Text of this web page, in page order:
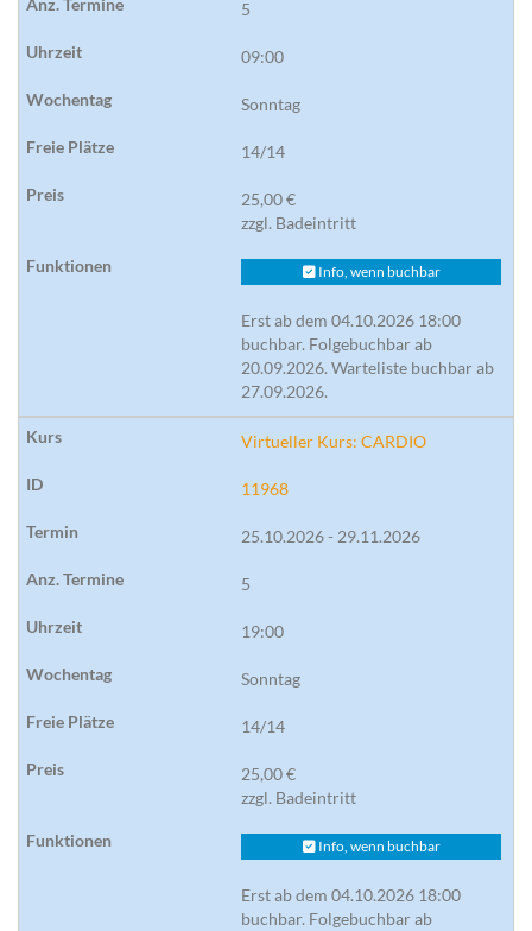
5
09:00
Sonntag
14/14
25,00 €
zzgl. Badeintritt
Info, wenn buchbar
Erst ab dem 04.10.2026 18:00
buchbar. Folgebuchbar ab
20.09.2026. Warteliste buchbar ab
27.09.2026.
Virtueller Kurs: CARDIO
11968
25.10.2026 - 29.11.2026
5
19:00
Sonntag
14/14
25,00 €
zzgl. Badeintritt
Info, wenn buchbar
Erst ab dem 04.10.2026 18:00
buchbar. Folgebuchbar ab